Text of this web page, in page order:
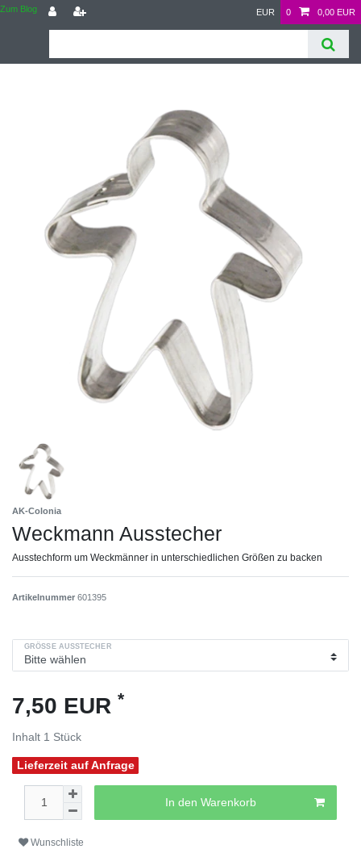
Zum Blog EUR 0 0,00 EUR
AK-Colonia
Weckmann Ausstecher
Ausstechform um Weckmänner in unterschiedlichen Größen zu backen
Artikelnummer 601395
GRÖSSE AUSSTECHER
7,50 EUR *
Inhalt 1 Stück
Lieferzeit auf Anfrage
In den Warenkorb
Wunschliste